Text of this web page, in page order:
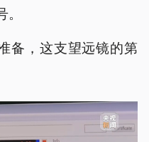
备，这支望远镜的第